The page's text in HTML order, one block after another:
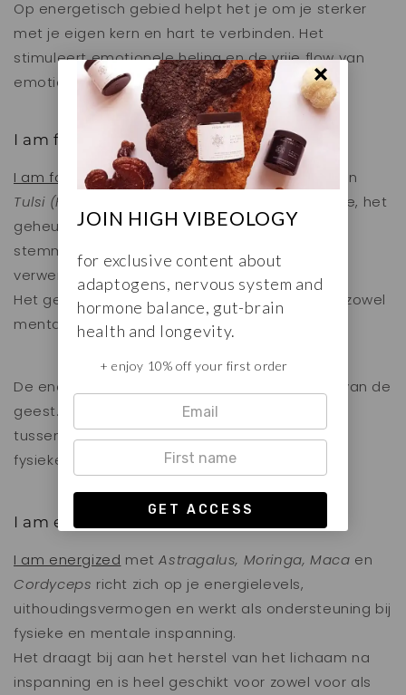
Op energetisch gebied helpt het je om je sterker
met je eigen kern en hart te verbinden. Het
stimuleert emotionele heling en de vrije flow van
emoties.
I am focused adaptogenen
I am focusedmetLion’s Mane, Brahmi, Maca
en
Tulsi (Holy Basil)
draagt bij aan de concentratie, het
geheugen,mentale helderheid, een positieve
stemming en het bevordert het opnemen en
verwerken van informatie.
Het geeft op een subtiele manier energie, op zowel
mentaal als fysiek niveau.
De energieke focus richt zich op de expansie van de
geest. Het helpt je om de connectie
tussen visie en de manifestatie hiervan in het
fysieke.
I am energized adaptogenen
I am energized metAstragalus, Moringa, Maca en
Cordyceps richt zich op je energielevels,
uithoudingsvermogen en werkt als ondersteuning bij
fysieke en mentale inspanning.
Het draagt bij aan het herstel van het lichaam na
inspanning en is heel geschikt voor zowel voor als
JOIN HIGH VIBEOLOGY
for exclusive content about
adaptogens, nervous system and
hormone balance, gut-brain
health and longevity.
+ enjoy 10% off your first order